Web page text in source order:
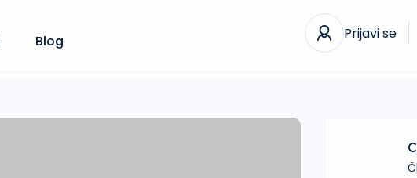
Blog Prijavi se